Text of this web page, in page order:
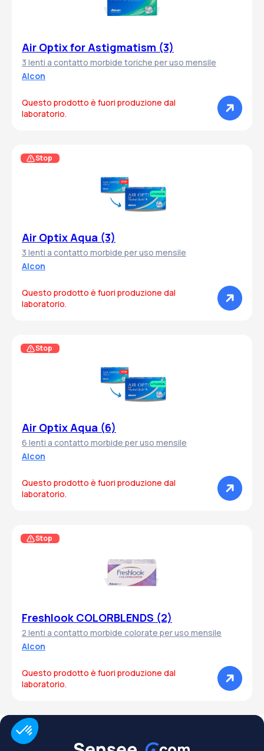
Air Optix for Astigmatism (3)
3 lenti a contatto morbide toriche per uso mensile
Alcon
Questo prodotto è fuori produzione dal
laboratorio.
Air Optix Aqua (3)
3 lenti a contatto morbide per uso mensile
Alcon
Questo prodotto è fuori produzione dal
laboratorio.
Stop
Air Optix Aqua (6)
6 lenti a contatto morbide per uso mensile
Alcon
Questo prodotto è fuori produzione dal
laboratorio.
Stop
Freshlook COLORBLENDS (2)
2 lenti a contatto morbide colorate per uso mensile
Alcon
Questo prodotto è fuori produzione dal
laboratorio.
Stop